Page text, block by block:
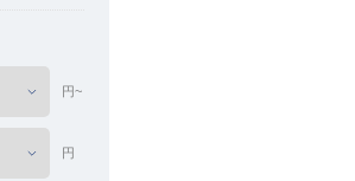
円~
円